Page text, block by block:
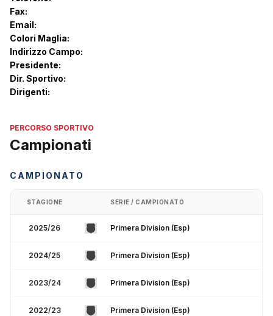
Fax:
Email:
Colori Maglia:
Indirizzo Campo:
Presidente:
Dir. Sportivo:
Dirigenti:
PERCORSO SPORTIVO
Campionati
CAMPIONATO
STAGIONE SERIE / CAMPIONATO
2025/26 Primera Division (Esp)
2024/25 Primera Division (Esp)
2023/24 Primera Division (Esp)
2022/23 Primera Division (Esp)